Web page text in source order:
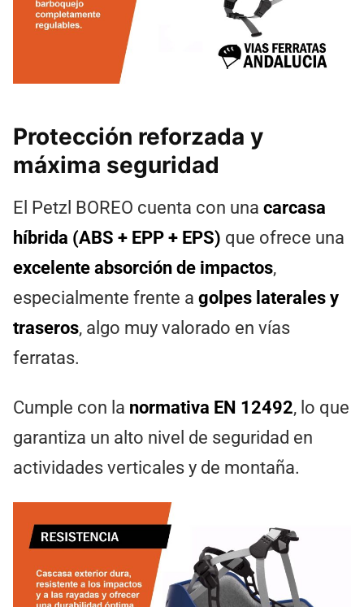
Protección reforzada y
máxima seguridad
El Petzl BOREO cuenta con una carcasa
híbrida (ABS + EPP + EPS) que ofrece una
excelente absorción de impactos,
especialmente frente a golpes laterales y
traseros, algo muy valorado en vías
ferratas.
Cumple con la normativa EN 12492, lo que
garantiza un alto nivel de seguridad en
actividades verticales y de montaña.